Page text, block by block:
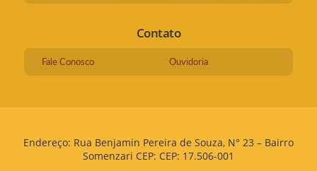
Contato
Fale Conosco Ouvidoria
Endereço: Rua Benjamin Pereira de Souza, N° 23 – Bairro
Somenzari CEP: CEP: 17.506-001